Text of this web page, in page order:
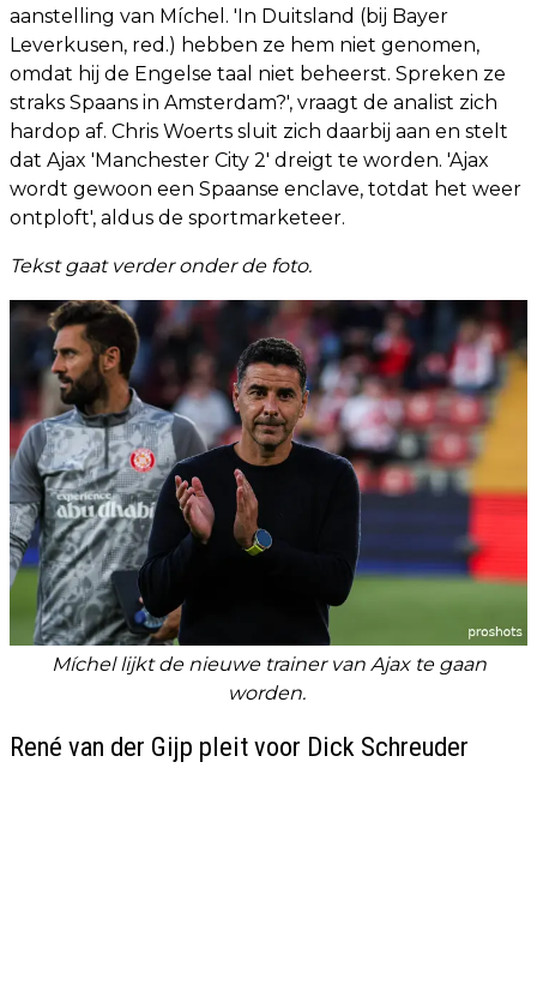
aanstelling van Míchel. 'In Duitsland (bij Bayer
Leverkusen, red.) hebben ze hem niet genomen,
omdat hij de Engelse taal niet beheerst. Spreken ze
straks Spaans in Amsterdam?', vraagt de analist zich
hardop af. Chris Woerts sluit zich daarbij aan en stelt
dat Ajax 'Manchester City 2' dreigt te worden. 'Ajax
wordt gewoon een Spaanse enclave, totdat het weer
ontploft', aldus de sportmarketeer.
Tekst gaat verder onder de foto.
Míchel lijkt de nieuwe trainer van Ajax te gaan
worden.
René van der Gijp pleit voor Dick Schreuder